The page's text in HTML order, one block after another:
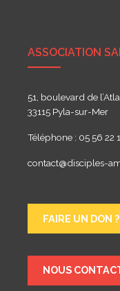
ASSOCIATION
51, boulevard de
33115 Pyla-sur-Mer
Téléphone : 05 56 22
contact@disciples-
FAIRE UN DON ?
NOUS